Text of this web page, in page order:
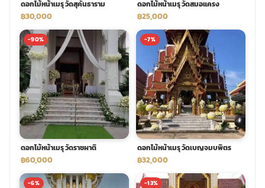
ดอกไม้หน้าเมรุ วัดสุคันธาราม
฿30,000
ดอกไม้หน้าเมรุ วัดสมอแครง
฿25,000
-90%
ดอกไม้หน้าเมรุ วัดราชผาติ
฿60,000
-7%
ดอกไม้หน้าเมรุ วัดเบญจมบพิตร
฿32,000
-6% -13%